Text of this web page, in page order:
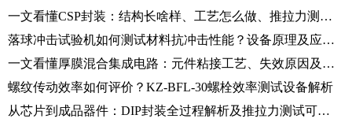
一文看懂CSP封装：结构长啥样、工艺怎么做、推拉力测试怎么测
落球冲击试验机如何测试材料抗冲击性能？设备原理及应用介绍
一文看懂厚膜混合集成电路：元件粘接工艺、失效原因及剪切力测试方法
螺纹传动效率如何评价？KZ-BFL-30螺栓效率测试设备解析
从芯片到成品器件：DIP封装全过程解析及推拉力测试可靠性验证